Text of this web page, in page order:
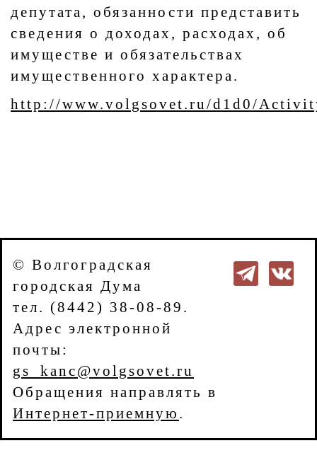
депутата, обязанности представить
сведения о доходах, расходах, об
имуществе и обязательствах
имущественного характера.​
http://www.volgsovet.ru/d1d0/
© Волгоградская
городская Дума
тел. (8442) 38-08-89.
Адрес электронной
почты:
gs_kanc@volgsovet.ru
Обращения направлять в
Интернет-приемную .